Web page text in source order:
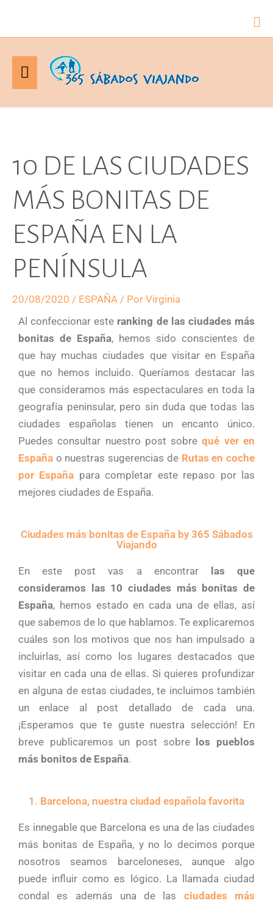
Menú
principal
10 DE LAS CIUDADES
MÁS BONITAS DE
ESPAÑA EN LA
PENÍNSULA
20/08/2020 / ESPAÑA / Por Virginia
Al confeccionar este ranking de las ciudades más
bonitas de España, hemos sido conscientes de
que hay muchas ciudades que visitar en España
que no hemos incluido. Queríamos destacar las
que consideramos más espectaculares en toda la
geografía peninsular, pero sin duda que todas las
ciudades españolas tienen un encanto único.
Puedes consultar nuestro post sobrequé ver en
España o nuestras sugerencias de Rutas en coche
por España para completar este repaso por las
mejores ciudades de España.
Ciudades más bonitas de España by 365 Sábados
Viajando
En este post vas a encontrar
las que
consideramos las 10 ciudades más bonitas de
España, hemos estado en cada una de ellas, así
que sabemos de lo que hablamos. Te explicaremos
cuáles son los motivos que nos han impulsado a
incluirlas, así como los lugares destacados que
visitar en cada una de ellas. Si quieres profundizar
en alguna de estas ciudades, te incluimos también
un enlace al post detallado de cada una.
¡Esperamos que te guste nuestra selección! En
breve publicaremos un post sobre
los pueblos
más bonitos de España.
1. Barcelona, nuestra ciudad española favorita
Es innegable que Barcelona es una de las ciudades
más bonitas de España, y no lo decimos porque
nosotros seamos barceloneses, aunque algo
puede influir como es lógico. La llamada ciudad
condal es además una de las ciudades más